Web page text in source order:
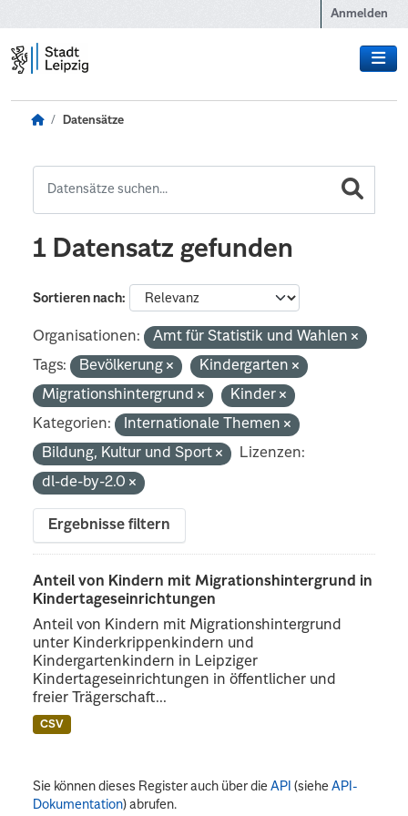
Anmelden
Datensätze
1 Datensatz gefunden
Sortieren nach
Organisationen:
Amt für Statistik und Wahlen
Tags:
Bevölkerung
Kindergarten
Migrationshintergrund
Kinder
Kategorien:
Internationale Themen
Bildung, Kultur und Sport
Lizenzen:
dl-de-by-2.0
Ergebnisse filtern
Anteil von Kindern mit Migrationshintergrund in
Kindertageseinrichtungen
Anteil von Kindern mit Migrationshintergrund
unter Kinderkrippenkindern und
Kindergartenkindern in Leipziger
Kindertageseinrichtungen in öffentlicher und
freier Trägerschaft...
CSV
Sie können dieses Register auch über dieAPI (sieheAPI-
Dokumentation) abrufen.